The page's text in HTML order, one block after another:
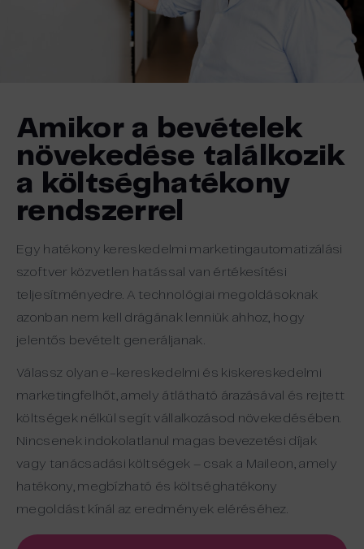
Amikor a bevételek
növekedése találkozik
a költséghatékony
rendszerrel
Egy hatékony kereskedelmi marketingautomatizálási
szoftver közvetlen hatással van értékesítési
teljesítményedre. A technológiai megoldásoknak
azonban nem kell drágának lenniük ahhoz, hogy
jelentős bevételt generáljanak.
Válassz olyan e-kereskedelmi és kiskereskedelmi
marketingfelhőt, amely átlátható árazásával és rejtett
költségek nélkül segít vállalkozásod növekedésében.
Nincsenek indokolatlanul magas bevezetési díjak
vagy tanácsadási költségek – csak a Maileon, amely
hatékony, megbízható és költséghatékony
megoldást kínál az eredmények eléréséhez.